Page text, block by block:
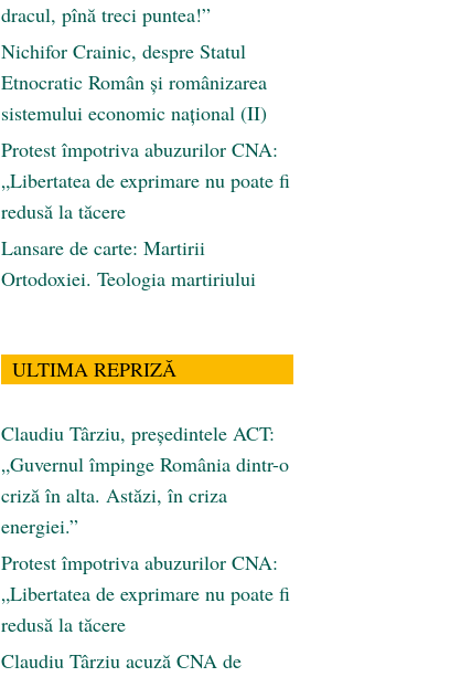
dracul, pînă treci puntea!”
Nichifor Crainic, despre Statul
Etnocratic Român şi românizarea
sistemului economic naţional (II)
Protest împotriva abuzurilor CNA:
„Libertatea de exprimare nu poate fi
redusă la tăcere
Lansare de carte: Martirii
Ortodoxiei. Teologia martiriului
ULTIMA REPRIZĂ
Claudiu Târziu, președintele ACT:
„Guvernul împinge România dintr-o
criză în alta. Astăzi, în criza
energiei.”
Protest împotriva abuzurilor CNA:
„Libertatea de exprimare nu poate fi
redusă la tăcere
Claudiu Târziu acuză CNA de